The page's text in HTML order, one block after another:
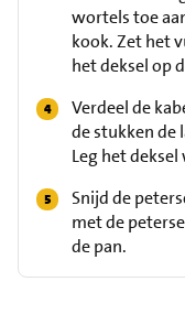
wortels toe
kook. Zet het
het deksel op
Verdeel de
de stukken de
Leg het
Snijd de
met de
de pan.